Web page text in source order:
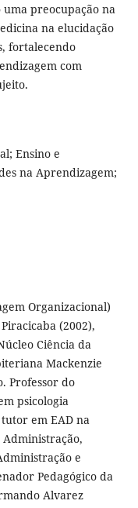
preocupação na
na elucidação
fortalecendo
com
Ensino e
na Aprendizagem;
Organizacional)
(2002),
Ciência da
Mackenzie
Professor do
psicologia
em EAD na
Administração,
e
Pedagógico da
Alvarez